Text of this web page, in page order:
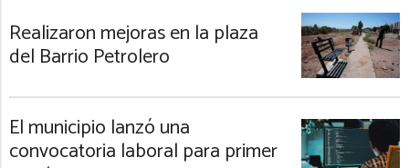
Realizaron mejoras en la plaza
del Barrio Petrolero
El municipio lanzó una
convocatoria laboral para primer